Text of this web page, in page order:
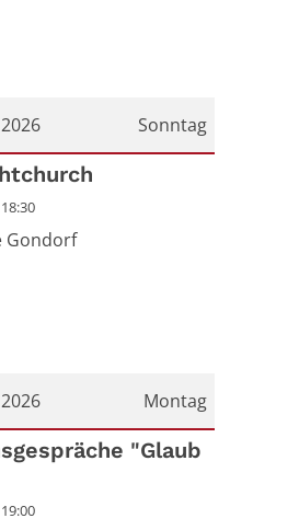
Sonntag
2026
Gondorf
Montag
August 2026
"Glaub